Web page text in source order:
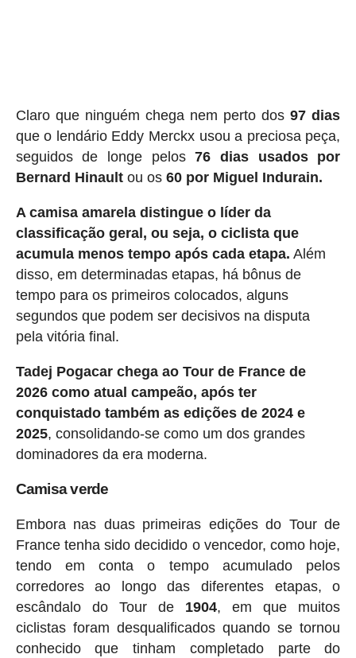
Claro que ninguém chega nem perto dos97 dias
que o lendário Eddy Merckx usou a preciosa peça,
seguidos de longe pelos76 dias usados ​​por
Bernard Hinault ou os 60 por Miguel Indurain.
A camisa amarela distingue o líder da
classificação geral, ou seja, o ciclista que
acumula menos tempo após cada etapa. Além
disso, em determinadas etapas, há bônus de
tempo para os primeiros colocados, alguns
segundos que podem ser decisivos na disputa
pela vitória final.
Tadej Pogacar chega ao Tour de France de
2026 como atual campeão, após ter
conquistado também as edições de 2024 e
2025, consolidando-se como um dos grandes
dominadores da era moderna.
Camisa verde
Embora nas duas primeiras edições do Tour de
France tenha sido decidido o vencedor, como hoje,
tendo em conta o tempo acumulado pelos
corredores ao longo das diferentes etapas, o
escândalo do Tour de 1904, em que muitos
ciclistas foram desqualificados quando se tornou
conhecido que tinham completado parte do